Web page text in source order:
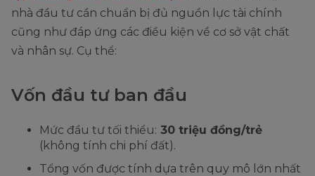
nhà đầu tư cần chuẩn bị đủ nguồn lực tài chính
cũng như đáp ứng các điều kiện về cơ sở vật chất
và nhân sự. Cụ thể:
Vốn đầu tư ban đầu
Mức đầu tư tối thiểu: 30 triệu đồng/trẻ
(không tính chi phí đất).
Tổng vốn được tính dựa trên quy mô lớn nhất